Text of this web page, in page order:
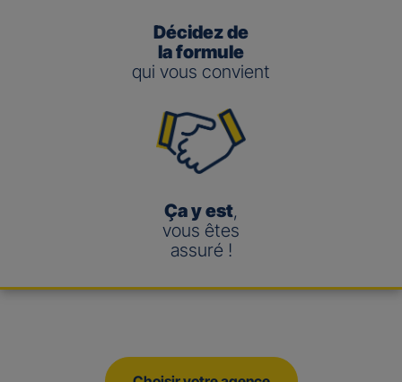
Décidez de
la formule
qui vous convient
Ça y est,
vous êtes
assuré !